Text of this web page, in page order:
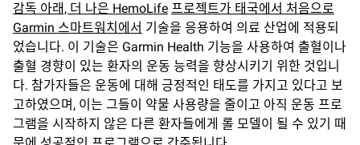
감독 아래, 더 나은 HemoLife 프로젝트가 태국에서 처음으로
Garmin 스마트워치에서 기술을 응용하여 의료 산업에 적용되
었습니다. 이 기술은 Garmin Health 기능을 사용하여 출혈이나
출혈 경향이 있는 환자의 운동 능력을 향상시키기 위한 것입니
다. 참가자들은 운동에 대해 긍정적인 태도를 가지고 있다고 보
고하였으며, 이는 그들이 약물 사용량을 줄이고 아직 운동 프로
그램을 시작하지 않은 다른 환자들에게 롤 모델이 될 수 있기 때